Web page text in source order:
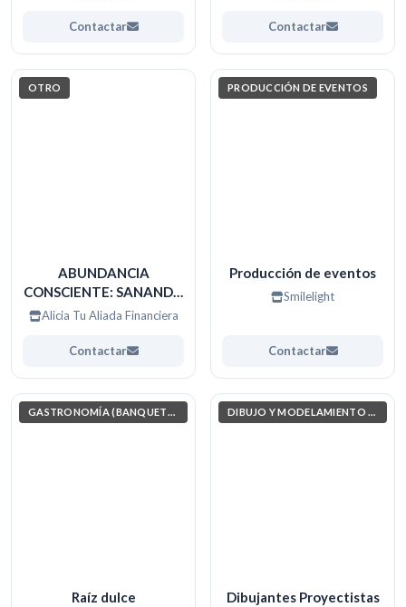
Contactar Contactar
OTRO
ABUNDANCIA
CONSCIENTE: SANANDO
Y ORGANIZANDO TU
Alicia Tu Aliada Financiera
Contactar
PRODUCCIÓN DE EVENTOS
Producción de eventos
Smilelight
Contactar
GASTRONOMÍA (BANQUETERAS)
Raíz dulce
DIBUJO Y MODELAMIENTO ARQUITECTÓNICO
Dibujantes Proyectistas